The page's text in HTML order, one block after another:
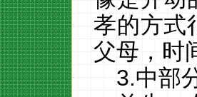
孝的方式
父母，时
3.中部